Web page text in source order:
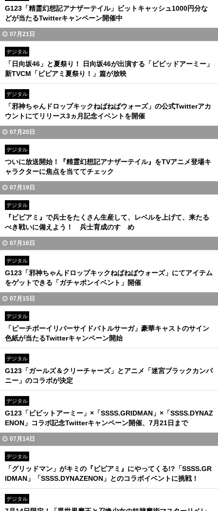
G123「精霊幻想記アナザーテイル」ビットキャッシュ1000円分な
どが当たるTwitterキャンペーン開催中
07月21日
デジタル
「日向坂46」と夏祭り！ 日向坂46が出演する「ビビッドアーミー」
新TVCM「ビビアミ夏祭り！」篇が放映
デジタル
「邪神ちゃんドロップキックねばねばウォーズ」の公式Twitterアカ
ウントにてリリース3ヵ月記念イベントを開催
07月20日
デジタル
ついに放送開始！『精霊幻想記アナザーテイル』をTVアニメ登場キ
ャラクターに焦点を当ててチェック
07月19日
デジタル
『ビビアミ』で兵士をたくさん生産して、レベルを上げて、来たる
べき戦いに備えよう！ 兵士育成のすゝめ
07月16日
デジタル
G123「邪神ちゃんドロップキックねばねばウォーズ」にてアイテム
をゲットできる「ガチャポンイベント」開催
07月15日
デジタル
「ピーチボーイリバーサイドバトルサーガ」豪華キャストのサイン
色紙が当たるTwitterキャンペーン開始
デジタル
G123「ガールズ＆クリーチャーズ」とアニメ「迷宮ブラックカンパ
ニー」のコラボが決定
デジタル
G123「ビビットアーミー」×「SSSS.GRIDMAN」×「SSSS.DYNAZ
ENON」コラボ記念Twitterキャンペーン開催、7月21日まで
07月14日
デジタル
「グリッドマン」がキミの『ビビアミ』にやってくる!?「SSSS.GR
IDMAN」「SSSS.DYNAZENON」とのコラボイベントに挑戦！
デジタル